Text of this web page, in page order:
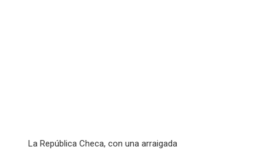
La República Checa, con una arraigada